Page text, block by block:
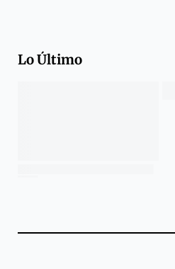
Lo Último